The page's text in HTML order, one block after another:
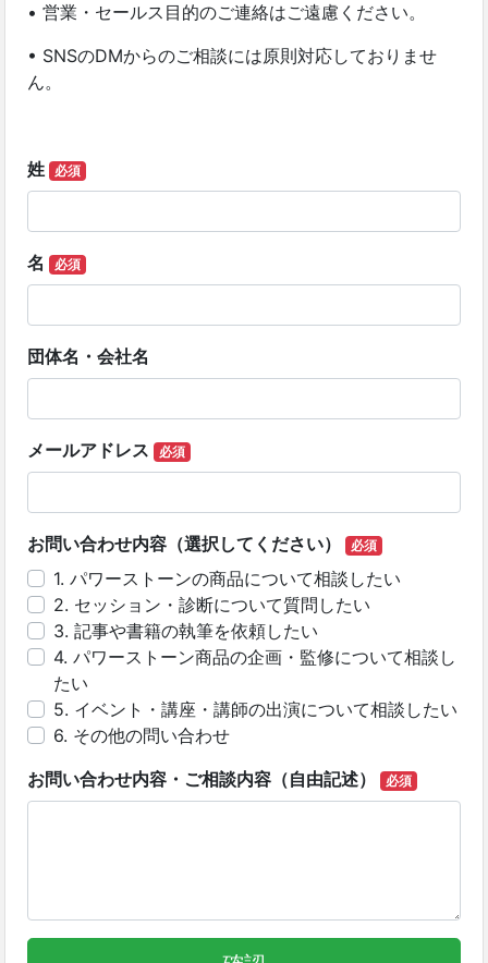
• 営業・セールス目的のご連絡はご遠慮ください。
• SNSのDMからのご相談には原則対応しておりませ
ん。
姓 必須
名 必須
団体名・会社名
メールアドレス 必須
お問い合わせ内容（選択してください） 必須
1. パワーストーンの商品について相談したい
2. セッション・診断について質問したい
3. 記事や書籍の執筆を依頼したい
4. パワーストーン商品の企画・監修について相談し
たい
5. イベント・講座・講師の出演について相談したい
6. その他の問い合わせ
お問い合わせ内容・ご相談内容（自由記述）
必須